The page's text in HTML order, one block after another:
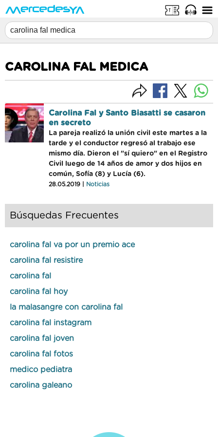
CAROLINA FAL MEDICA
Carolina Fal y Santo Biasatti se casaron
en secreto
La pareja realizó la unión civil este martes a la
tarde y el conductor regresó al trabajo ese
mismo día. Dieron el "sí quiero" en el Registro
Civil luego de 14 años de amor y dos hijos en
común, Sofía (8) y Lucía (6).
28.05.2019 | Noticias
Búsquedas Frecuentes
carolina fal va por un premio ace
carolina fal resistire
carolina fal
carolina fal hoy
la malasangre con carolina fal
carolina fal instagram
carolina fal joven
carolina fal fotos
medico pediatra
carolina galeano